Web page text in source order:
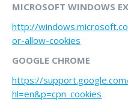
MICROSOFT WINDOWS
http://
or-allow-cookies
GOOGLE CHROME
https://
hl=en&p=cpn_cookies